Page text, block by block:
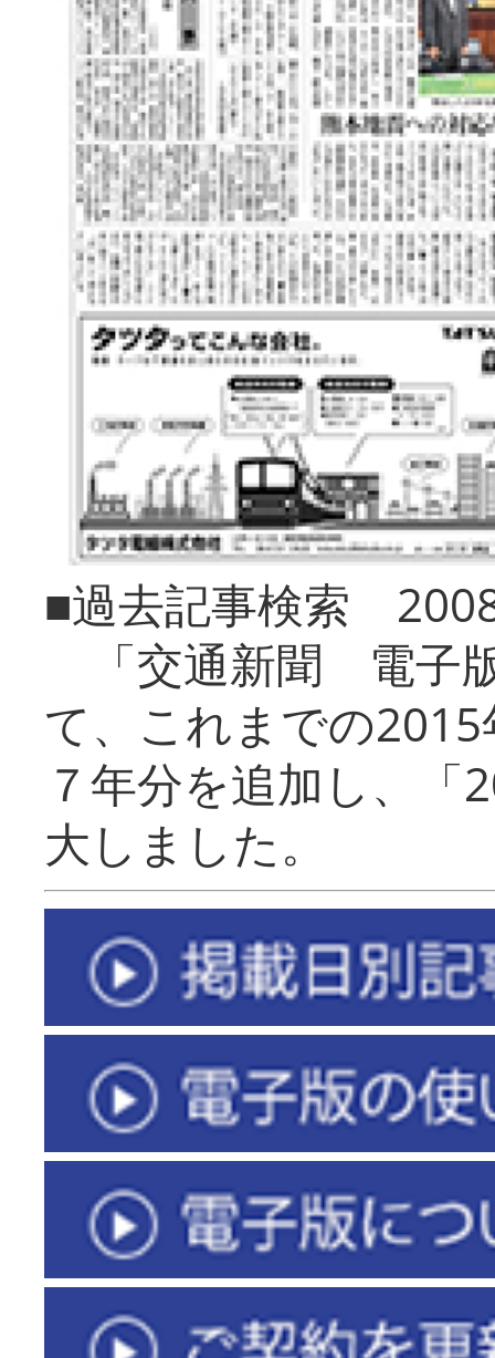
■過去記事検索
「交通新聞 電子
て、これまでの
７年分を追加し、「
大しまし